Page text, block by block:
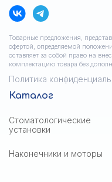
Товарные предложения,
офертой, определяемой
оставляет за собой право на
комплектацию товара без
Политика
Каталог
Стоматологические
установки
Наконечники и моторы